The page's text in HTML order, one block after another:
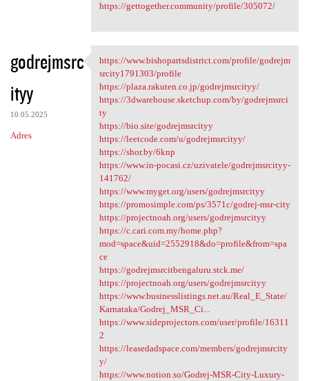
https://gettogether.community/profile/305072/
godrejmsrc
ityy
10.05.2025
Adres
https://www
https://www.bishopartsdistrict.com/profile/godrejm
srcity1791303/profile
https://plaza.rakuten.co.jp/godrejmsrcityy/
https://3dwarehouse.sketchup.com/by/godrejmsrci
ty
https://bio.site/godrejmsrcityy
https://leetcode.com/u/godrejmsrcityy/
https://shor.by/6knp
https://www.in-pocasi.cz/uzivatele/godrejmsrcityy-
141762/
https://www.myget.org/users/godrejmsrcityy
https://promosimple.com/ps/3571c/godrej-msr-city
https://projectnoah.org/users/godrejmsrcityy
https://c.cari.com.my/home.php?
mod=space&uid=2552918&do=profile&from=spa
ce
https://godrejmsrcitbengaluru.stck.me/
https://projectnoah.org/users/godrejmsrcityy
https://www.businesslistings.net.au/Real_E_State/
Karnataka/Godrej_MSR_Ci...
https://www.sideprojectors.com/user/profile/16311
2
https://leasedadspace.com/members/godrejmsrcity
y/
https://www.notion.so/Godrej-MSR-City-Luxury-